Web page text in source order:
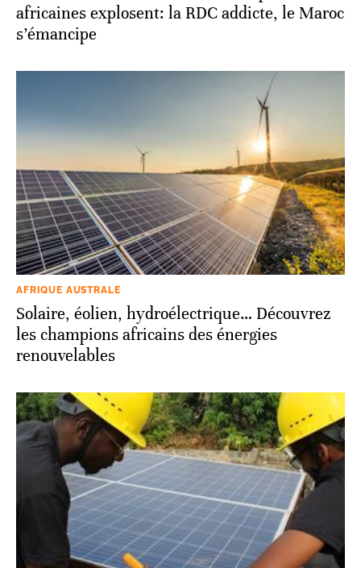
africaines explosent: la RDC addicte, le Maroc
s’émancipe
AFRIQUE AUSTRALE
Solaire, éolien, hydroélectrique… Découvrez
les champions africains des énergies
renouvelables